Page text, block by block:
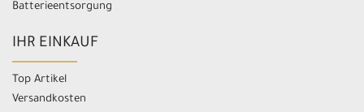
Batterieentsorgung
IHR EINKAUF
Top Artikel
Versandkosten